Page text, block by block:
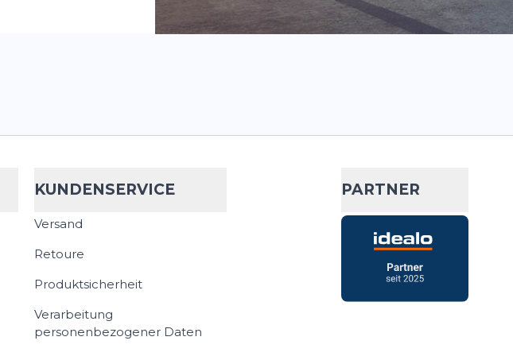
KUNDENSERVICE
Versand
Retoure
Produktsicherheit
Verarbeitung
personenbezogener Daten
PARTNER